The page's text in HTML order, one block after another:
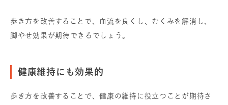
歩き方を改善することで、血流を良くし、むくみを解消し、
脚やせ効果が期待できるでしょう。
健康維持にも効果的
歩き方を改善することで、健康の維持に役立つことが期待さ